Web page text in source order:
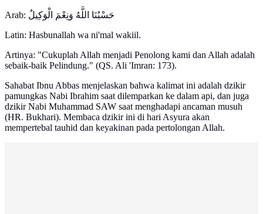
Arab: حَسْبُنَا اللَّهُ وَنِعْمَ الْوَكِيلُ
Latin: Hasbunallah wa ni'mal wakiil.
Artinya: "Cukuplah Allah menjadi Penolong kami dan Allah adalah
sebaik-baik Pelindung." (QS. Ali 'Imran: 173).
Sahabat Ibnu Abbas menjelaskan bahwa kalimat ini adalah dzikir
pamungkas Nabi Ibrahim saat dilemparkan ke dalam api, dan juga
dzikir Nabi Muhammad SAW saat menghadapi ancaman musuh
(HR. Bukhari). Membaca dzikir ini di hari Asyura akan
mempertebal tauhid dan keyakinan pada pertolongan Allah.